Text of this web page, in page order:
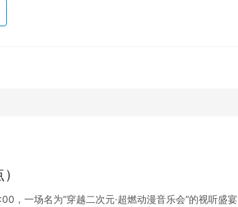
，一场名为“穿越二次元·超燃动漫音乐会”的视听盛宴